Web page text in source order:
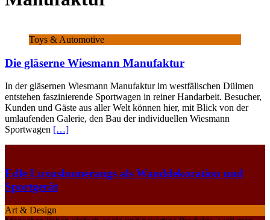
Toys & Automotive
Die gläserne Wiesmann Manufaktur
In der gläsernen Wiesmann Manufaktur im westfälischen Dülmen
entstehen faszinierende Sportwagen in reiner Handarbeit. Besucher,
Kunden und Gäste aus aller Welt können hier, mit Blick von der
umlaufenden Galerie, den Bau der individuellen Wiesmann
Sportwagen […]
Edle Luxusbumerangs als Wanddekoration und
Sportgerät
Art & Design